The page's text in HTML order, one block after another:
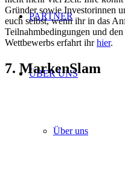
PARTNER
ÜBER UNS
Über uns
Gründer sowie Investorinnen
euch selbst, wenn ihr in das
Teilnahmbedingungen und
Wettbewerbs erfahrt ihrhier.
7. MarkenSlam